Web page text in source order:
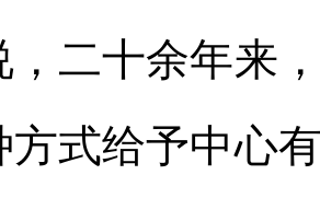
，二十余年来
方式给予中心